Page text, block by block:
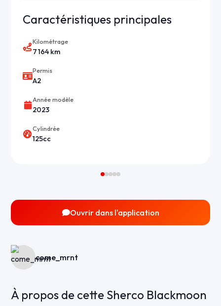
Caractéristiques principales
Kilométrage
7 164 km
Permis
A2
Année modèle
2023
Cylindrée
125cc
Ouvrir dans l'application
come_mrnt
À propos de cette Sherco Blackmoon